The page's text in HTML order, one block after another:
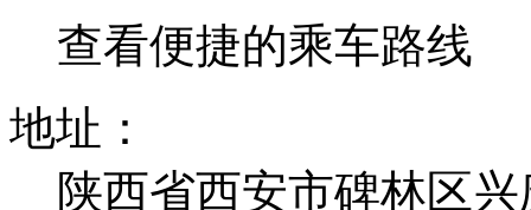
查看便捷的乘车路线
地址：
陕西省西安市碑林区